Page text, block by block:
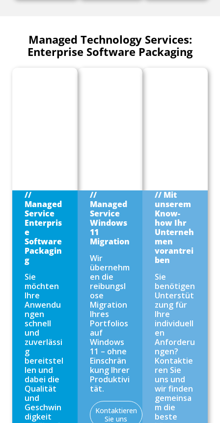
Managed Technology Services:
Enterprise Software Packaging​
//
Managed
Service
Enterpris
e
Software
Packagin
g
Sie
möchten
Ihre
Anwendu
ngen
schnell
und
zuverlässi
g
bereitstel
len und
dabei die
Qualität
und
Geschwin
digkeit
//
Managed
Service
Windows
11
Migration
Wir
übernehm
en die
reibungsl
ose
Migration
Ihres
Portfolios
auf
Windows
11 – ohne
Einschrän
kung Ihrer
Produktivi
tät.
Kontaktieren
Sie uns
// Mit
unserem
Know-
how Ihr
Unterneh
men
vorantrei
ben
Sie
benötigen
Unterstüt
zung für
Ihre
individuell
en
Anforderu
ngen?
Kontaktie
ren Sie
uns und
wir finden
gemeinsa
m die
beste